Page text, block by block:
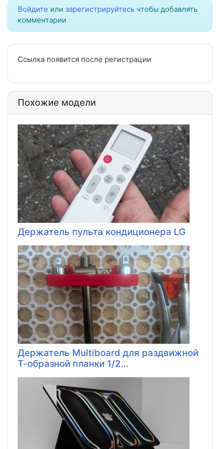
Войдите или зарегистрируйтесь чтобы добавлять
комментарии
Ссылка появится после регистрации
Похожие модели
Держатель пульта кондиционера LG
Держатель Multiboard для раздвижной
Т-образной планки 1/2...